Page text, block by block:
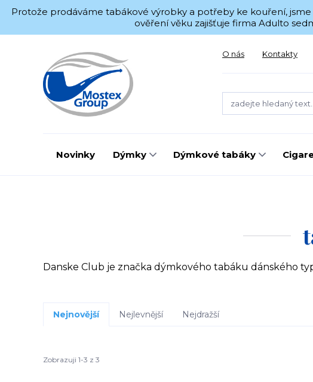
Protože prodáváme tabákové výrobky a potřeby ke kouření,
ověření věku zajišťuje firma Adulto
O nás Kontakty
Novinky Dýmky Dýmkové tabáky
Danske Club je značka dýmkového tabáku dánského
Nejnovější Nejlevnější Nejdražší
Zobrazuji 1-3 z 3